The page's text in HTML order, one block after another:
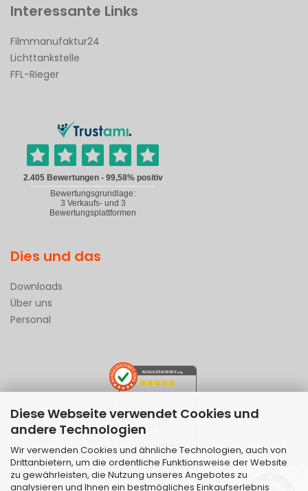
Diese Webseite verwendet Cookies und
andere Technologien
Wir verwenden Cookies und ähnliche Technologien, auch von
Drittanbietern, um die ordentliche Funktionsweise der Website
zu gewährleisten, die Nutzung unseres Angebotes zu
analysieren und Ihnen ein bestmögliches Einkaufserlebnis
Interessante Links
Filmmanufaktur24
Lichttankstelle
FFL-Rieger
Dies und das
Downloads
Über uns
Personal
AUSGEZEICHNET.org
SEHR GUT
4.94
ebay.de
Hinweis zu den Bewertungen